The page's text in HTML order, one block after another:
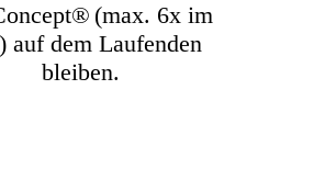
® (max. 6x im
auf dem Laufenden
bleiben.